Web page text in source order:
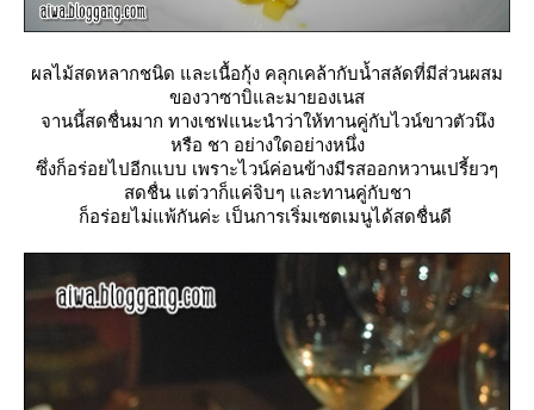
ผลไม้สดหลากชนิด และเนื้อกุ้ง คลุกเคล้ากับน้ำสลัดที่มีส่วนผสม
ของวาซาบิและมายองเนส
จานนี้สดชื่นมาก ทางเชฟแนะนำว่าให้ทานคู่กับไวน์ขาวตัวนึง
หรือ ชา อย่างใดอย่างหนึ่ง
ซึ่งก็อร่อยไปอีกแบบ เพราะไวน์ค่อนข้างมีรสออกหวานเปรี้ยวๆ
สดชื่น แต่วาก็แค่จิบๆ และทานคู่กับชา
ก็อร่อยไม่แพ้กันค่ะ เป็นการเริ่มเซตเมนูได้สดชื่นดี